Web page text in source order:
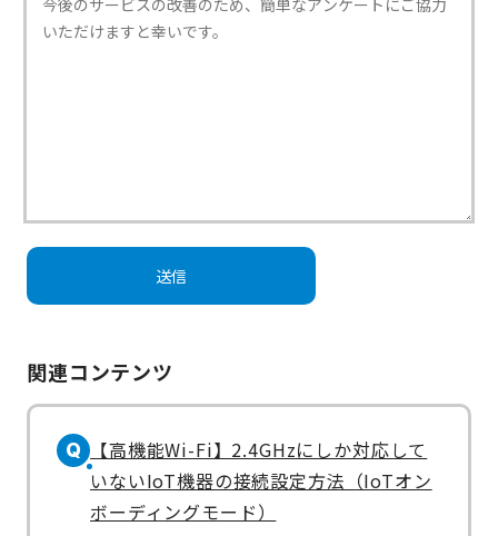
関連コンテンツ
Q
【高機能Wi-Fi】2.4GHzにしか対応して
いないIoT機器の接続設定方法（IoTオン
ボーディングモード）